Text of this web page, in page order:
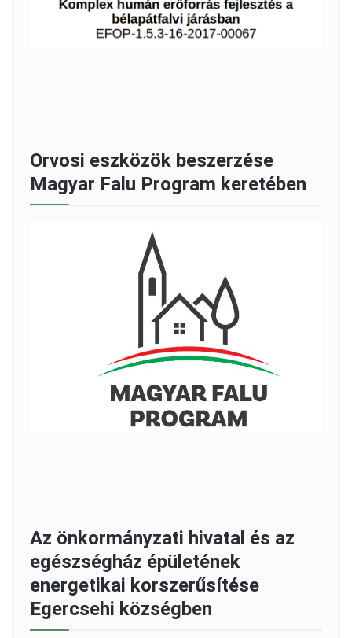
Orvosi eszközök beszerzése
Magyar Falu Program keretében
Az önkormányzati hivatal és az
egészségház épületének
energetikai korszerűsítése
Egercsehi községben